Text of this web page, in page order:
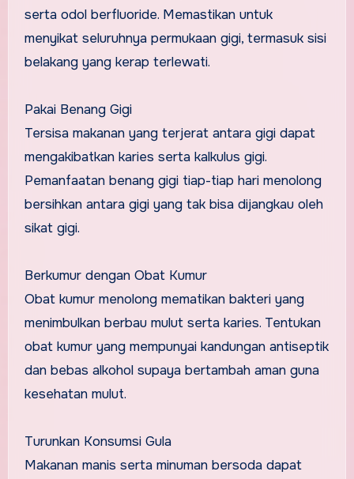
serta odol berfluoride. Memastikan untuk
menyikat seluruhnya permukaan gigi, termasuk sisi
belakang yang kerap terlewati.
Pakai Benang Gigi
Tersisa makanan yang terjerat antara gigi dapat
mengakibatkan karies serta kalkulus gigi.
Pemanfaatan benang gigi tiap-tiap hari menolong
bersihkan antara gigi yang tak bisa dijangkau oleh
sikat gigi.
Berkumur dengan Obat Kumur
Obat kumur menolong mematikan bakteri yang
menimbulkan berbau mulut serta karies. Tentukan
obat kumur yang mempunyai kandungan antiseptik
dan bebas alkohol supaya bertambah aman guna
kesehatan mulut.
Turunkan Konsumsi Gula
Makanan manis serta minuman bersoda dapat